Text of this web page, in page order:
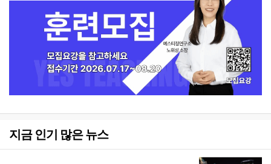
지금 인기 많은 뉴스